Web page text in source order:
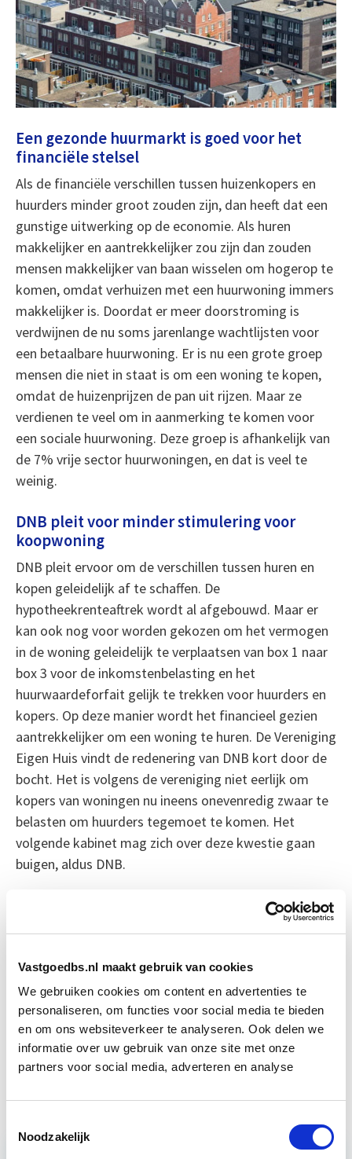
Vastgoedbs.nl maakt gebruik van cookies
We gebruiken cookies om content en advertenties te
personaliseren, om functies voor social media te bieden
en om ons websiteverkeer te analyseren. Ook delen we
informatie over uw gebruik van onze site met onze
partners voor social media, adverteren en analyse
Noodzakelijk
Een gezonde huurmarkt is goed voor het
financiële stelsel
Als de financiële verschillen tussen huizenkopers en
huurders minder groot zouden zijn, dan heeft dat een
gunstige uitwerking op de economie. Als huren
makkelijker en aantrekkelijker zou zijn dan zouden
mensen makkelijker van baan wisselen om hogerop te
komen, omdat verhuizen met een huurwoning immers
makkelijker is. Doordat er meer doorstroming is
verdwijnen de nu soms jarenlange wachtlijsten voor
een betaalbare huurwoning. Er is nu een grote groep
mensen die niet in staat is om een woning te kopen,
omdat de huizenprijzen de pan uit rijzen. Maar ze
verdienen te veel om in aanmerking te komen voor
een sociale huurwoning. Deze groep is afhankelijk van
de 7% vrije sector huurwoningen, en dat is veel te
weinig.
DNB pleit voor minder stimulering voor
koopwoning
DNB pleit ervoor om de verschillen tussen huren en
kopen geleidelijk af te schaffen. De
hypotheekrenteaftrek wordt al afgebouwd. Maar er
kan ook nog voor worden gekozen om het vermogen
in de woning geleidelijk te verplaatsen van box 1 naar
box 3 voor de inkomstenbelasting en het
huurwaardeforfait gelijk te trekken voor huurders en
kopers. Op deze manier wordt het financieel gezien
aantrekkelijker om een woning te huren. De Vereniging
Eigen Huis vindt de redenering van DNB kort door de
bocht. Het is volgens de vereniging niet eerlijk om
kopers van woningen nu ineens onevenredig zwaar te
belasten om huurders tegemoet te komen. Het
volgende kabinet mag zich over deze kwestie gaan
buigen, aldus DNB.
in deze opleidingen:
Huurrecht Woonruimte Start wo 12 mei
Vastgoedmanagement Start ma 14 sep